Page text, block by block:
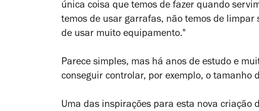
única coisa que temos de fazer quando
temos de usar garrafas, não temos de limpar
de usar muito equipamento."
Parece simples, mas há anos de estudo e
conseguir controlar, por exemplo, o tamanho
Uma das inspirações para esta nova criação